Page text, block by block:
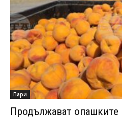
Пари
Продължават опашките